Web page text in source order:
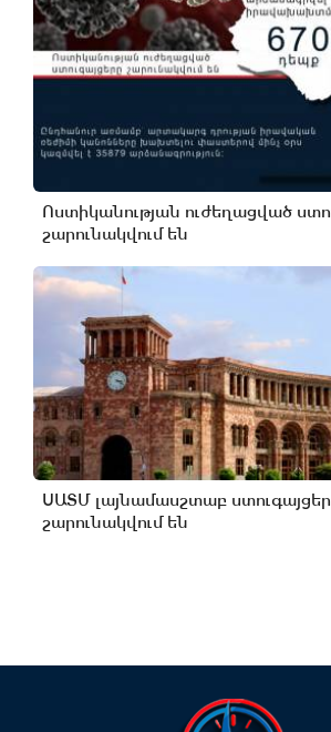
Ոստիկանության ուժեղացված
շարունակվում են
ՍԱՏՄ լայնամասշտաբ
շարունակվում են